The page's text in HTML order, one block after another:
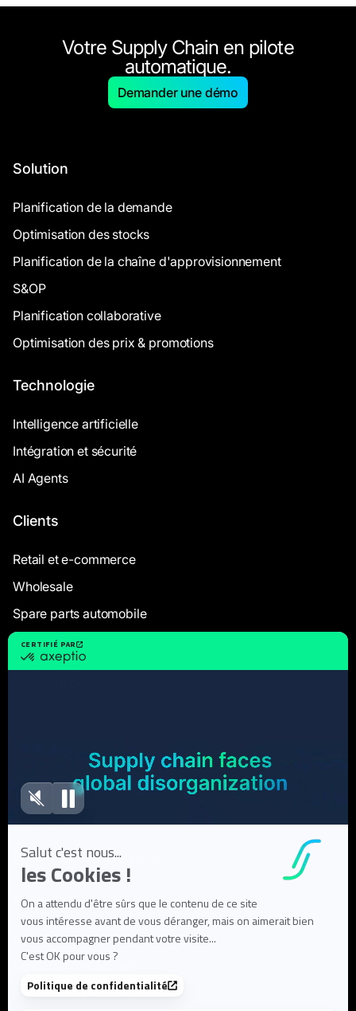
Votre Supply Chain en pilote
automatique.
Demander une démo
Solution
Planification de la demande
Optimisation des stocks
Planification de la chaîne d'approvisionnement
S&OP
Planification collaborative
Optimisation des prix & promotions
Technologie
Intelligence artificielle
Intégration et sécurité
AI Agents
Clients
Retail et e-commerce
Wholesale
Spare parts automobile
Industriels
Webinaires
Articles de blog
Documentation utilisateur
À propos
Notre mission
Leadership et équipe
Partenaires et écosystème